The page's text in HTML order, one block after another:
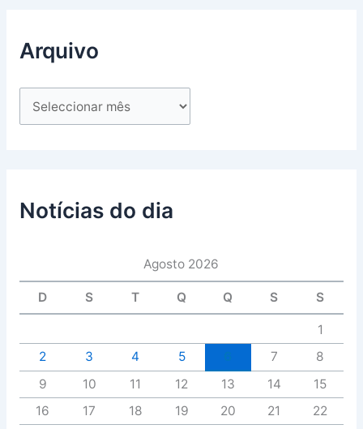
Arquivo
Notícias do dia
Agosto 2026
D S T Q Q S S
1
2
3 4 5 7
8
9
10 11 12 13 14
15
16
17 18 19 20 21
22